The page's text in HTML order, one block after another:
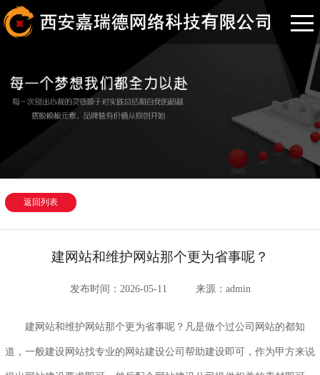
返回列表
建网站和维护网站那个更为省事呢？
发布时间：2026-05-11 来源：admin
建网站和维护网站那个更为省事呢？凡是做个过公司网站的都知
道，一般建设网站找专业的网站建设公司帮助建设即可，作为甲方来说